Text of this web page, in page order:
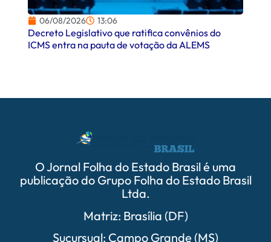
06/08/2026 13:06
Decreto Legislativo que ratifica convênios do
ICMS entra na pauta de votação da ALEMS
O Jornal Folha do Estado Brasil é uma
publicação do Grupo Folha do Estado Brasil
Ltda.
Matriz: Brasília (DF)
Sucursual: Campo Grande (MS)